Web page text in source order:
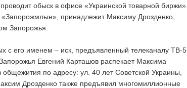
обыск в офисе «Украинской товарной биржи».
принадлежит Максиму Дрозденко,
Запорожья.
с его именем – иск, предъявленный телеканалу ТВ-5
Евгений Карташов распекает Максима
по адресу: ул. 40 лет Советской Украины,
Дрозденко также предъявил многомиллионные